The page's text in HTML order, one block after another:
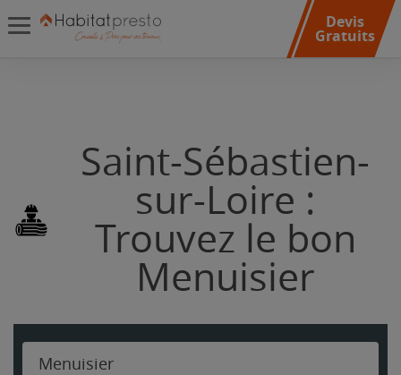
Devis
Gratuits
Saint-Sébastien-
sur-Loire :
Trouvez le bon
Menuisier
Menuisier